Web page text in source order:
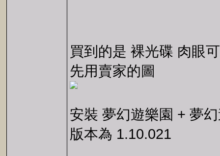
買到的是 裸光碟 肉眼
先用賣家的圖
安裝 夢幻遊樂園 + 夢
版本為 1.10.021